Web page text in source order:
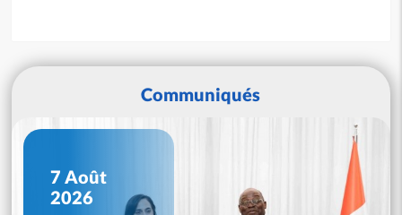
Communiqués
7 Août
2026